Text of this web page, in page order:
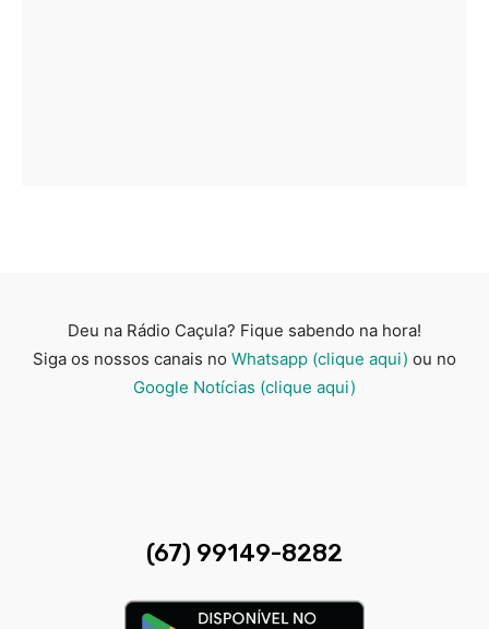
Deu na Rádio Caçula? Fique sabendo na hora!
Siga os nossos canais no Whatsapp (clique aqui) ou no
Google Notícias (clique aqui)
(67) 99149-8282